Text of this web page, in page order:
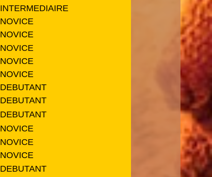
INTERMEDIAIRE
NOVICE
NOVICE
NOVICE
NOVICE
NOVICE
DEBUTANT
DEBUTANT
DEBUTANT
NOVICE
NOVICE
NOVICE
DEBUTANT